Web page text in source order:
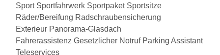
Sport Sportfahrwerk Sportpaket Sportsitze
Räder/Bereifung Radschraubensicherung
Exterieur Panorama-Glasdach
Fahrerassistenz Gesetzlicher Notruf Parking Assistant
Teleservices